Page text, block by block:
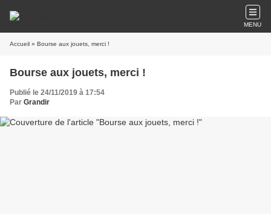
MENU
Accueil » Bourse aux jouets, merci !
Bourse aux jouets, merci !
Publié le 24/11/2019 à 17:54
Par Grandir